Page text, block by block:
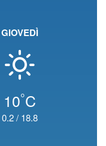
GIOVEDÌ
10°C
0.2/ 18.8